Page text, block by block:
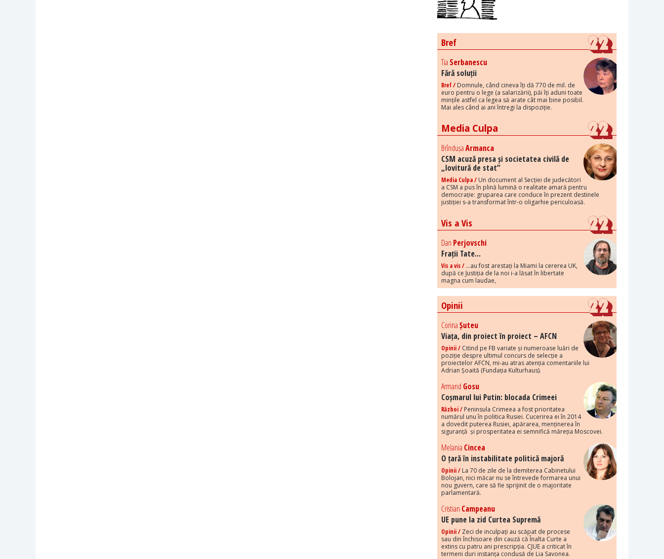
Bref
Tia Serbanescu
Fără soluții
Bref / Domnule, când cineva îți dă 770 de mil. de
euro pentru o lege (a salarizării), păi îți aduni toate
mințile astfel ca legea să arate cât mai bine posibil.
Mai ales când ai ani întregi la dispoziție.
Media Culpa
BrîndușaArmanca
CSM acuză presa și societatea civilă de
„lovitură de stat”
Media Culpa / Un document al Secției de judecători
a CSM a pus în plină lumină o realitate amară pentru
democrație: gruparea care conduce în prezent destinele
justiției s-a transformat într-o oligarhie periculoasă.
Vis a Vis
Dan Perjovschi
Frații Tate...
Vis a vis / ...au fost arestați la Miami la cererea UK,
după ce Justiția de la noi i-a lăsat în libertate
magna cum laudae,
Opinii
CorinaȘuteu
Viața, din proiect în proiect – AFCN
Opinii / Citind pe FB variate și numeroase luări de
poziție despre ultimul concurs de selecție a
proiectelor AFCN, mi-au atras atenția comentariile lui
Adrian Șoaită (Fundația Kulturhaus).
Armand Gosu
Coșmarul lui Putin: blocada Crimeei
Război / Peninsula Crimeea a fost prioritatea
numărul unu în politica Rusiei. Cucerirea ei în 2014
a dovedit puterea Rusiei, apărarea, menținerea în
siguranță și prosperitatea ei semnifică măreția Moscovei.
Melania Cincea
O țară în instabilitate politică majoră
Opinii / La 70 de zile de la demiterea Cabinetului
Bolojan, nici măcar nu se întrevede formarea unui
nou guvern, care să fie sprijinit de o majoritate
parlamentară.
Cristian Campeanu
UE pune la zid Curtea Supremă
Opinii / Zeci de inculpați au scăpat de procese
sau din închisoare din cauză că Înalta Curte a
extins cu patru ani prescripția. CJUE a criticat în
termeni duri instanța condusă de Lia Savonea.